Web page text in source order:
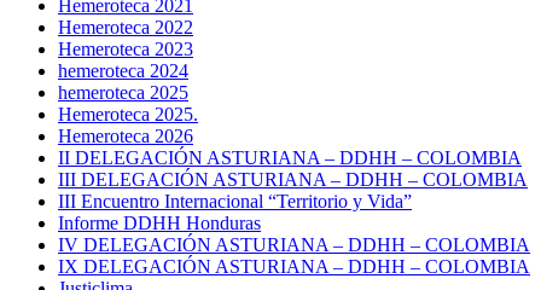
Hemeroteca 2021
Hemeroteca 2022
Hemeroteca 2023
hemeroteca 2024
hemeroteca 2025
Hemeroteca 2025.
Hemeroteca 2026
II DELEGACIÓN ASTURIANA – DDHH – COLOMBIA
III DELEGACIÓN ASTURIANA – DDHH – COLOMBIA
III Encuentro Internacional “Territorio y Vida”
Informe DDHH Honduras
IV DELEGACIÓN ASTURIANA – DDHH – COLOMBIA
IX DELEGACIÓN ASTURIANA – DDHH – COLOMBIA